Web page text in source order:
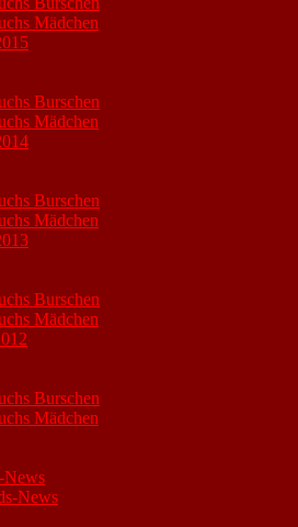
Mädchen
Burschen
Mädchen
Burschen
Mädchen
Burschen
Mädchen
Burschen
Mädchen
News
News